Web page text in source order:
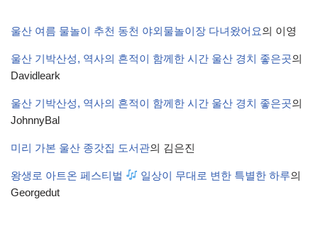
울산 여름 물놀이 추천 동천 야외물놀이장 다녀왔어요의 이영
울산 기박산성, 역사의 흔적이 함께한 시간 울산 경치 좋은곳의
Davidleark
울산 기박산성, 역사의 흔적이 함께한 시간 울산 경치 좋은곳의
JohnnyBal
미리 가본 울산 종갓집 도서관의 김은진
왕생로 아트온 페스티벌 일상이 무대로 변한 특별한 하루의
Georgedut